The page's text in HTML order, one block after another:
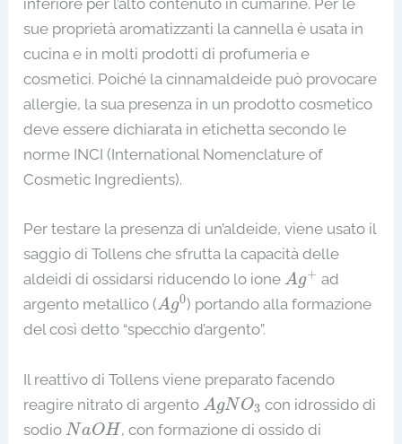
inferiore per l’alto contenuto in cumarine. Per le
sue proprietà aromatizzanti la cannella è usata in
cucina e in molti prodotti di profumeria e
cosmetici. Poiché la cinnamaldeide può provocare
allergie, la sua presenza in un prodotto cosmetico
deve essere dichiarata in etichetta secondo le
norme INCI (International Nomenclature of
Cosmetic Ingredients).
Per testare la presenza di un’aldeide, viene usato il
saggio di Tollens che sfrutta la capacità delle
aldeidi di ossidarsi riducendo lo ione Ag+
A g+ ad
argento metallico (Ag0
A g0) portando alla formazione
del così detto “specchio d’argento”.
Il reattivo di Tollens viene preparato facendo
reagire nitrato di argento AgN O3
A NO3 con idrossido di
sodio NaOH
Na OH , con formazione di ossido di